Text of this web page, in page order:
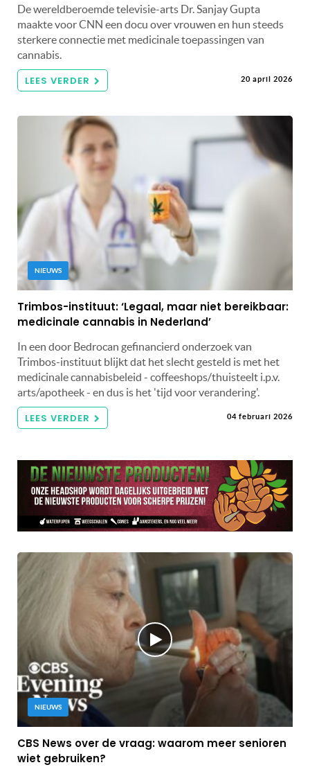
De wereldberoemde televisie-arts Dr. Sanjay Gupta
maakte voor CNN een docu over vrouwen en hun steeds
sterkere connectie met medicinale toepassingen van
cannabis.
LEES VERDER 20 april 2026
NIEUWS
Trimbos-instituut: ‘Legaal, maar niet bereikbaar:
medicinale cannabis in Nederland’
In een door Bedrocan gefinancierd onderzoek van
Trimbos-instituut blijkt dat het slecht gesteld is met het
medicinale cannabisbeleid - coffeeshops/thuisteelt i.p.v.
arts/apotheek - en dus is het 'tijd voor verandering'.
LEES VERDER 04 februari 2026
NIEUWS
CBS News over de vraag: waarom meer senioren
wiet gebruiken?